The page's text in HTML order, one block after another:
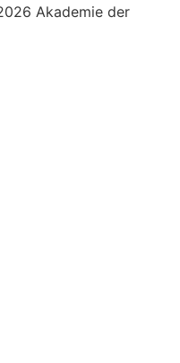
Akademie der